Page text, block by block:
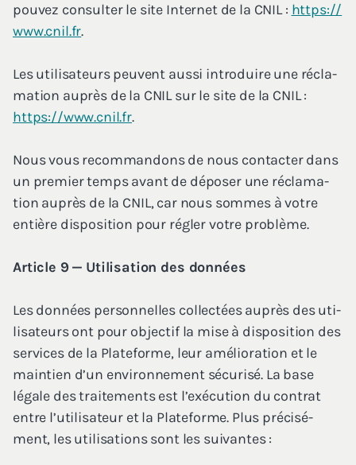
pou­vez consul­ter le site Inter­net de la CNIL: https://​
www​.cnil​.fr.
Les uti­li­sa­teurs peuvent aus­si intro­duire une récla­
ma­tion auprès de la CNILsur le site de la CNIL:
https://​www​.cnil​.fr.
Nous vous recom­man­dons de nous contac­ter dans
un pre­mier temps avant de dépo­ser une récla­ma­
tion auprès de la CNIL, car nous sommes à votre
entière dis­po­si­tion pour régler votre problème.
Article 9 — Uti­li­sa­tion des données
Les don­nées per­son­nelles col­lec­tées auprès des uti­
li­sa­teurs ont pour objec­tif la mise à dis­po­si­tion des
ser­vices de la Pla­te­forme, leur amé­lio­ra­tion et le
main­tien d’un envi­ron­ne­ment sécu­ri­sé. La base
légale des trai­te­ments est l’exécution du contrat
entre l’utilisateur et la Pla­te­forme. Plus pré­ci­sé­
ment, les uti­li­sa­tions sont les suivantes :